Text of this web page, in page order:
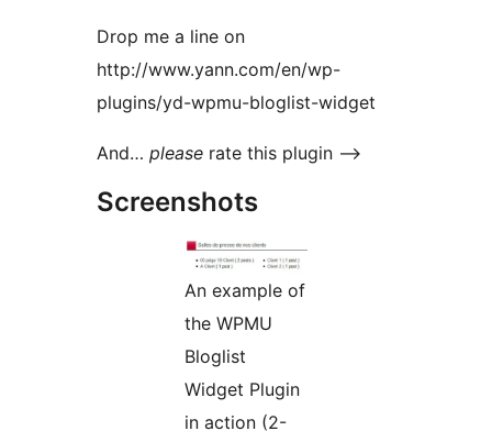
Drop me a line on
http://www.yann.com/en/wp-
plugins/yd-wpmu-bloglist-widget
And… please rate this plugin –>
Screenshots
An example of
the WPMU
Bloglist
Widget Plugin
in action (2-